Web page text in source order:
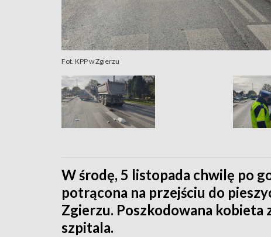
Fot. KPP w Zgierzu
W środę, 5 listopada chwilę po
potrącona na przejściu do
Zgierzu. Poszkodowana
szpitala.